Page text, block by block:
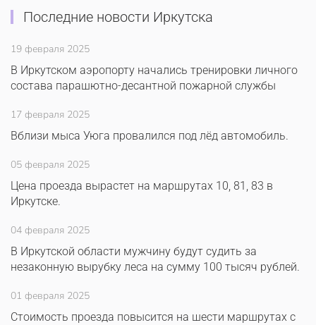
Последние новости Иркутска
19 февраля 2025
В Иркутском аэропорту начались тренировки личного
состава парашютно-десантной пожарной службы
17 февраля 2025
Вблизи мыса Уюга провалился под лёд автомобиль.
05 февраля 2025
Цена проезда вырастет на маршрутах 10, 81, 83 в
Иркутске.
04 февраля 2025
В Иркутской области мужчину будут судить за
незаконную вырубку леса на сумму 100 тысяч рублей.
01 февраля 2025
Стоимость проезда повысится на шести маршрутах с